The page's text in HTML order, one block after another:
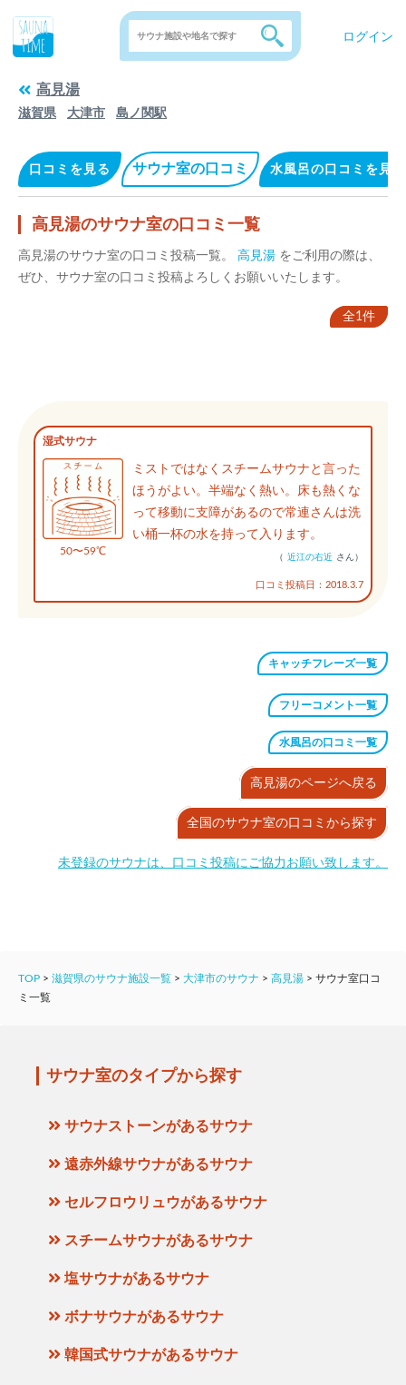
ログイン
高見湯
滋賀県 大津市 島ノ関駅
口コミを見る サウナ室の口コミ 水風呂の口コミを見る
高見湯のサウナ室の口コミ一覧
高見湯のサウナ室の口コミ投稿一覧。 高見湯 をご利用の際は、
ぜひ、サウナ室の口コミ投稿よろしくお願いいたします。
全1件
湿式サウナ
50〜59℃
ミストではなくスチームサウナと言った
ほうがよい。半端なく熱い。床も熱くな
って移動に支障があるので常連さんは洗
い桶一杯の水を持って入ります。
（ 近江の右近 さん）
口コミ投稿日：2018.3.7
キャッチフレーズ一覧
フリーコメント一覧
水風呂の口コミ一覧
高見湯のページへ戻る
全国のサウナ室の口コミから探す
未登録のサウナは、口コミ投稿にご協力お願い致します。
TOP > 滋賀県のサウナ施設一覧 > 大津市のサウナ > 高見湯 > サウナ室口コ
ミ一覧
サウナ室のタイプから探す
サウナストーンがあるサウナ
遠赤外線サウナがあるサウナ
セルフロウリュウがあるサウナ
スチームサウナがあるサウナ
塩サウナがあるサウナ
ボナサウナがあるサウナ
韓国式サウナがあるサウナ